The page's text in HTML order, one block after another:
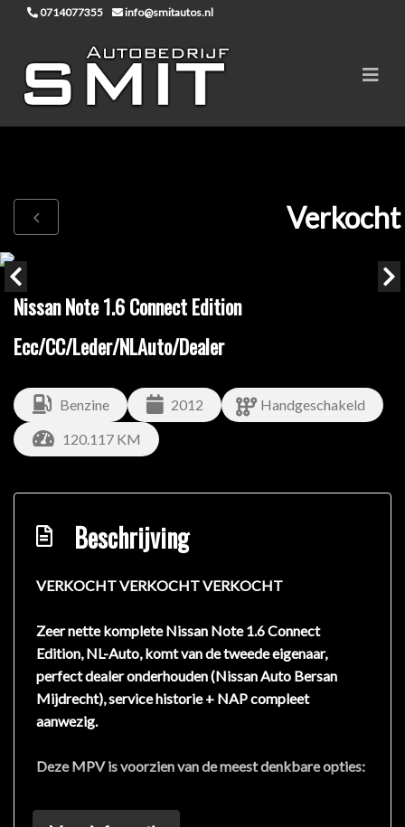
0714077355 info@smitautos.nl
Verkocht
Nissan Note 1.6 Connect Edition
Ecc/CC/Leder/NLAuto/Dealer
Benzine 2012
Handgeschakeld
120.117 KM
Beschrijving
VERKOCHT VERKOCHT VERKOCHT
Zeer nette komplete Nissan Note 1.6 Connect
Edition, NL-Auto, komt van de tweede eigenaar,
perfect dealer onderhouden (Nissan Auto Bersan
Mijdrecht), service historie + NAP compleet
aanwezig.
Deze MPV is voorzien van de meest denkbare opties:
Exterieur: